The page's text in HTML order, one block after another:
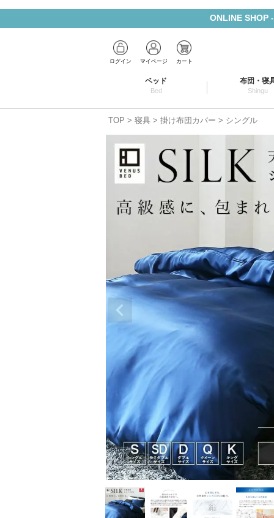
ONLINE SHOP
ログイン マイページ カート
ベッド
Bed
布団・寝
Shingu
TOP 寝具 掛け布団カバー シングル